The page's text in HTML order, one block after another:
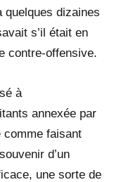
dizaines
s’il était en
contre-offensive.
à
annexée par
comme faisant
d’un
une sorte de